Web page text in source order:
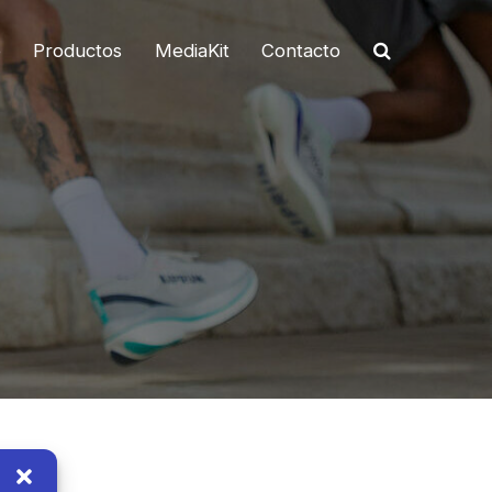
Productos MediaKit Contacto